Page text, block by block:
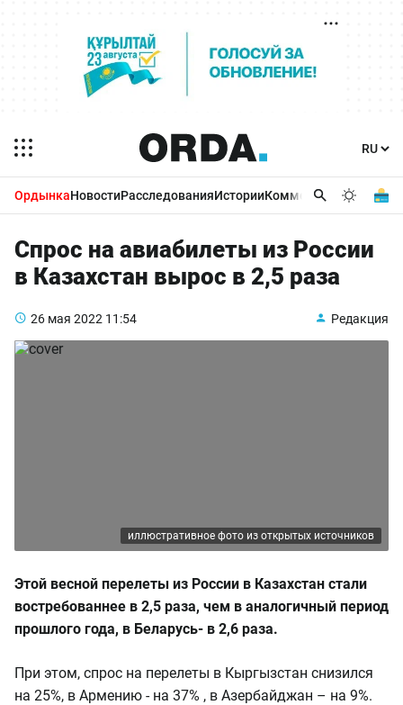
ОрдынкаНовостиРасследованияИсторииКомментарииБизнес
Спрос на авиабилеты из России
в Казахстан вырос в 2,5 раза
26 мая 2022 11:54 Редакция
иллюстративное фото из открытых источников
Этой весной перелеты из России в Казахстан стали
востребованнее в 2,5 раза, чем в аналогичный период
прошлого года, в Беларусь- в 2,6 раза.
При этом, спрос на перелеты в Кыргызстан снизился
на 25%, в Армению - на 37% , в Азербайджан – на 9%.